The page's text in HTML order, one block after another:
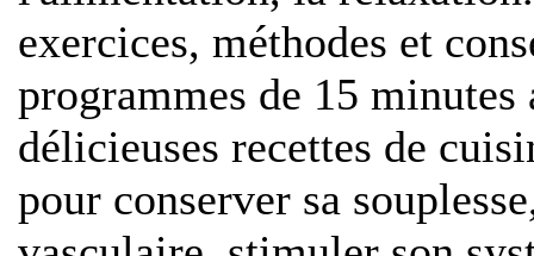
exercices, méthodes et
programmes de 15 minutes
délicieuses recettes de
pour conserver sa